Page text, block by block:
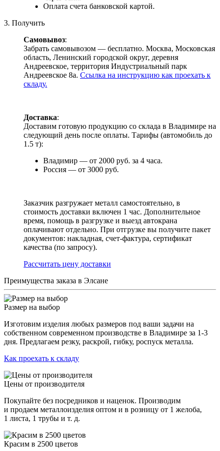
Оплата счета банковской картой.
3. Получить
Самовывоз:
Забрать самовывозом — бесплатно. Москва, Московская
область, Ленинский городской округ, деревня
Андреевское, территория Индустриальный парк
Андреевское 8а. Ссылка на инструкцию как проехать к
складу.
Доставка:
Доставим готовую продукцию со склада в Владимире на
следующий день после оплаты. Тарифы (автомобиль до
1.5 т):
Владимир — от 2000 руб. за 4 часа.
Россия — от 3000 руб.
Заказчик разгружает металл самостоятельно, в
стоимость доставки включен 1 час. Дополнительное
время, помощь в разгрузке и выезд автокрана
оплачивают отдельно. При отгрузке вы получите пакет
документов: накладная, счет-фактура, сертификат
качества (по запросу).
Раcсчитать цену доставки
Преимущества заказа в Элсане
Размер на выбор
Изготовим изделия любых размеров под ваши задачи на
собственном современном производстве в Владимире за 1-3
дня. Предлагаем резку, раскрой, гибку, роспуск металла.
Как проехать к складу
Цены от производителя
Покупайте без посредников и наценок. Производим
и продаем металлоизделия оптом и в розницу от 1 желоба,
1 листа, 1 трубы и т. д.
Красим в 2500 цветов